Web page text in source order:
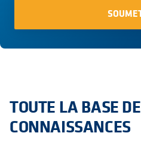
TOUTE LA BASE DE
CONNAISSANCES